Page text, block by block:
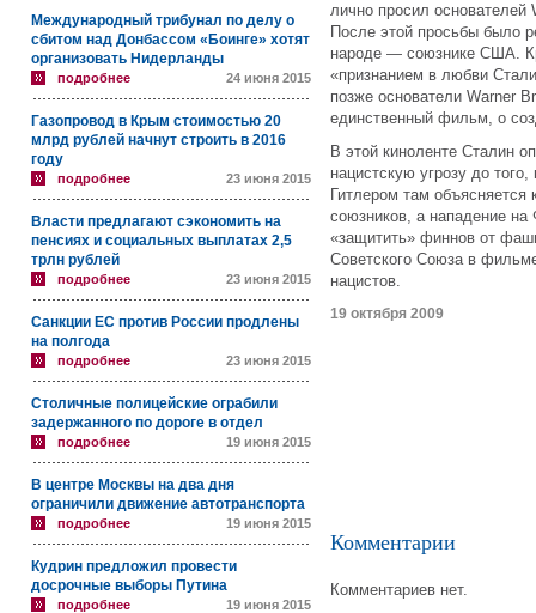
Международный трибунал по делу о
сбитом над Донбассом «Боинге» хотят
организовать Нидерланды
подробнее 24 июня 2015
Газопровод в Крым стоимостью 20
млрд рублей начнут строить в 2016
году
подробнее 23 июня 2015
Власти предлагают сэкономить на
пенсиях и социальных выплатах 2,5
трлн рублей
подробнее 23 июня 2015
Санкции ЕС против России продлены
на полгода
подробнее 23 июня 2015
Столичные полицейские ограбили
задержанного по дороге в отдел
подробнее 19 июня 2015
В центре Москвы на два дня
ограничили движение автотранспорта
подробнее 19 июня 2015
Кудрин предложил провести
досрочные выборы Путина
подробнее 19 июня 2015
лично просил основателей
После этой просьбы было
народе — союзнике США.
«признанием в любви
позже основатели Warner
единственный фильм, о
В этой киноленте Сталин
нацистскую угрозу до
Гитлером там
союзников, а нападение
«защитить» финнов от
Советского Союза в
нацистов.
19 октября 2009
Комментарии
Комментариев нет.